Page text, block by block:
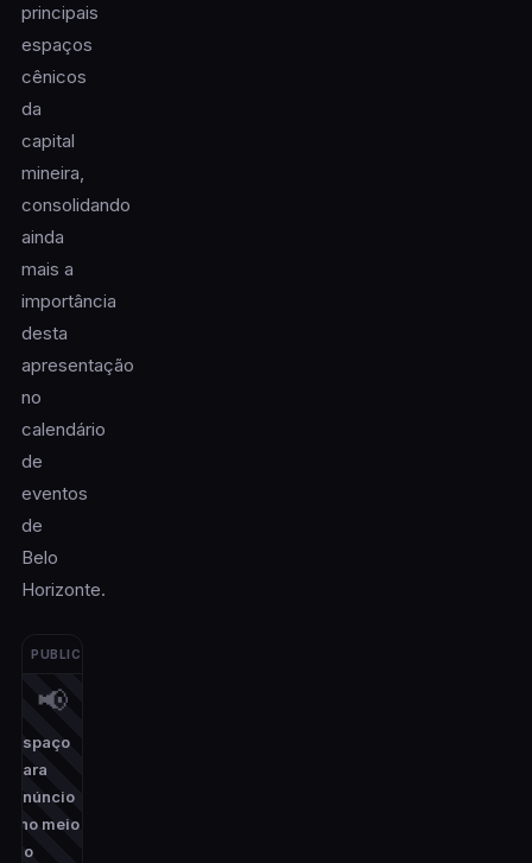
principais
espaços
cênicos
da
capital
mineira,
consolidando
ainda
mais a
importância
desta
apresentação
no
calendário
de
eventos
de
Belo
Horizonte.
PUBLICIDADE
📢
Espaço
para
anúncio
(no meio
do